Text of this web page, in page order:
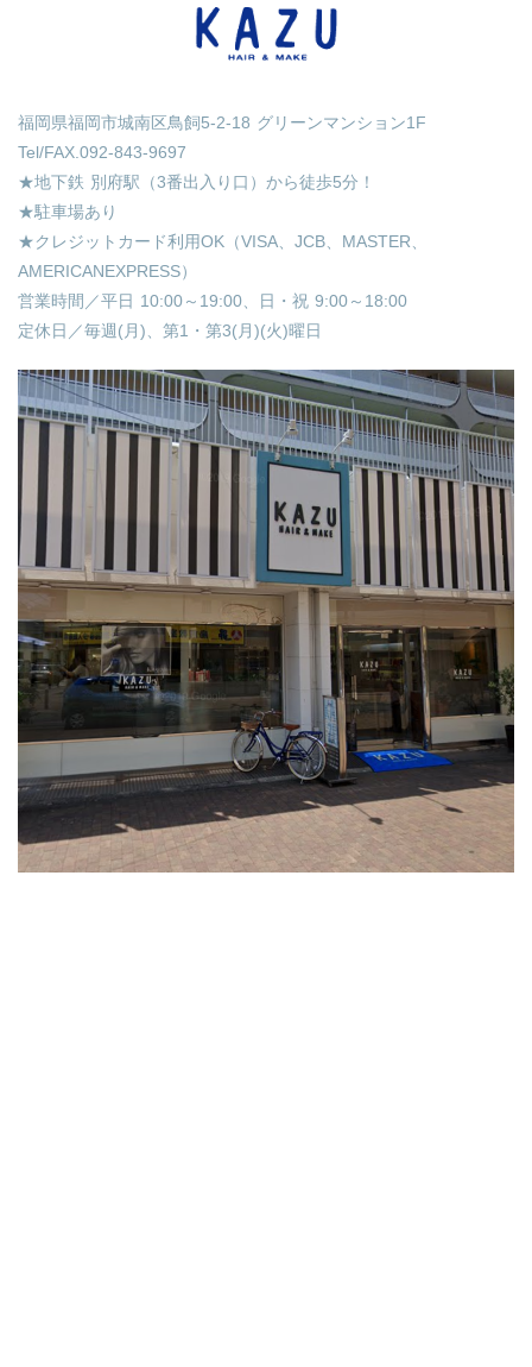
福岡県福岡市城南区鳥飼5-2-18 グリーンマンション1F
Tel/FAX.092-843-9697
★地下鉄 別府駅（3番出入り口）から徒歩5分！
★駐車場あり
★クレジットカード利用OK（VISA、JCB、MASTER、
AMERICANEXPRESS）
営業時間／平日 10:00～19:00、日・祝 9:00～18:00
定休日／毎週(月)、第1・第3(月)(火)曜日